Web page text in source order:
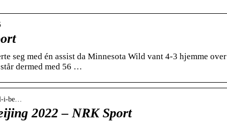
seg med én assist da Minnesota Wild vant 4-3 hjemme over
dermed med 56 …
i-be…
2022 – NRK Sport